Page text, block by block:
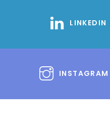
LINKEDIN
INSTAGRAM